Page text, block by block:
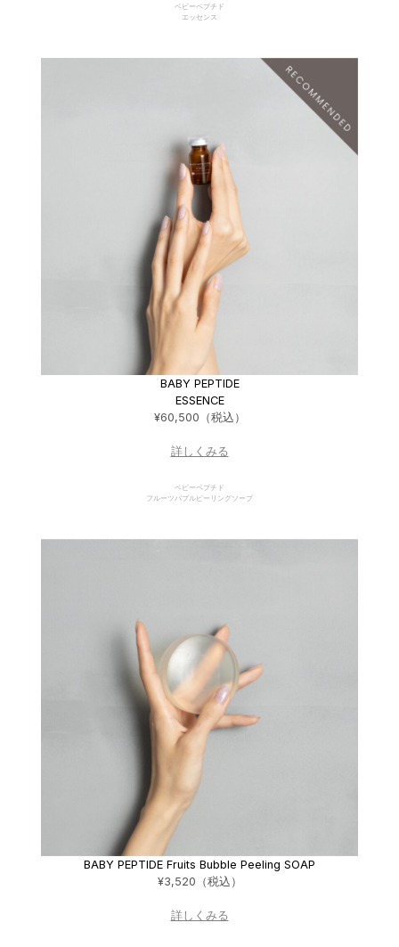
ベビーペプチド
エッセンス
BABY PEPTIDE
ESSENCE
¥60,500（税込）
詳しくみる
ベビーペプチド
フルーツバブルピーリングソープ
BABY PEPTIDE Fruits Bubble Peeling SOAP
¥3,520（税込）
詳しくみる